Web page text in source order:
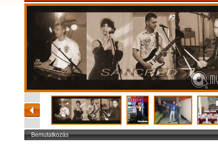
Bemutatkozás
Sancred